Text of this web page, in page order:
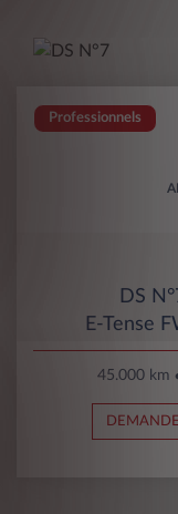
Professionnels
DS
E-Tense
45.000 km